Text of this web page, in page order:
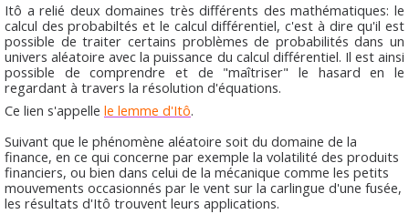
Itô a relié deux domaines très différents des mathématiques: le
calcul des probabiltés et le calcul différentiel, c'est à dire qu'il est
possible de traiter certains problèmes de probabilités dans un
univers aléatoire avec la puissance du calcul différentiel. Il est ainsi
possible de comprendre et de "maîtriser" le hasard en le
regardant à travers la résolution d'équations.
Ce lien s'appelle le lemme d'Itô.
Suivant que le phénomène aléatoire soit du domaine de la
finance, en ce qui concerne par exemple la volatilité des produits
financiers, ou bien dans celui de la mécanique comme les petits
mouvements occasionnés par le vent sur la carlingue d'une fusée,
les résultats d'Itô trouvent leurs applications.